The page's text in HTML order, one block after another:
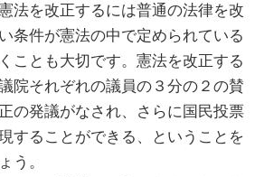
法を改正するには普通の法律を改
条件が憲法の中で定められている
ことも大切です。憲法を改正する
院それぞれの議員の３分の２の賛
の発議がなされ、さらに国民投票
することができる、ということを
う。